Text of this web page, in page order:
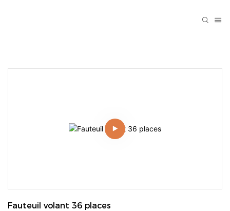
Fauteuil volant 36 places